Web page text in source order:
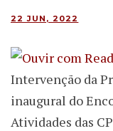
22 JUN, 2022
Intervenção da
inaugural do
Atividades das